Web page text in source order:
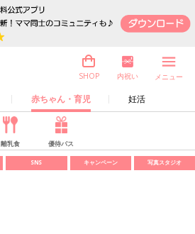
赤ちゃん・育児 妊活
SHOP 内祝い メニュー
離乳食 優待パス
SNS キャンペーン 写真スタジオ